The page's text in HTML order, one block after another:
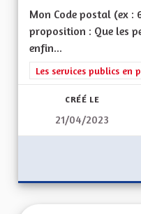
Mon Code postal (ex
proposition : Que les
enfin...
Filtrer les résultats de
Les services publics en
CRÉÉ LE
21/04/2023